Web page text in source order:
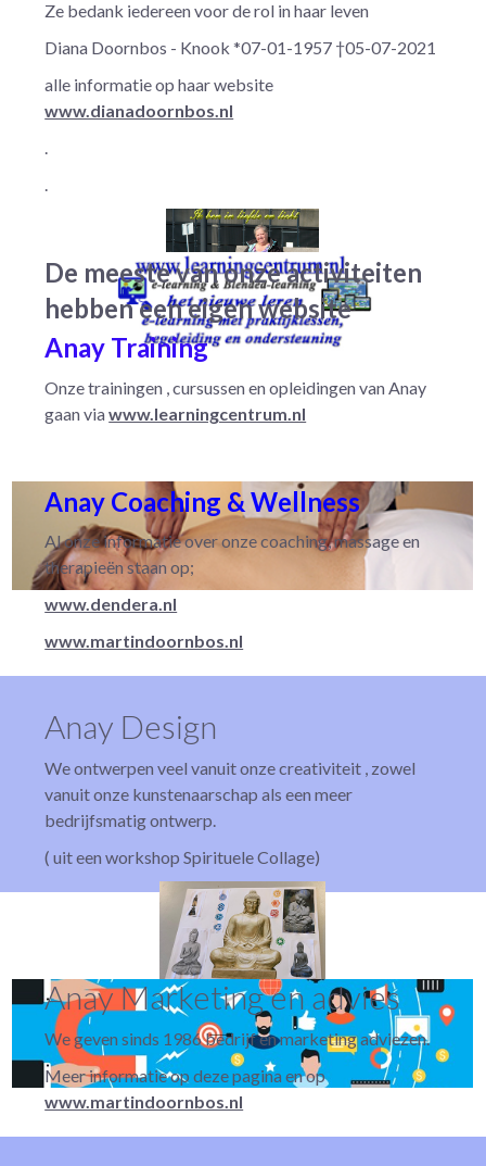
Ze bedank iedereen voor de rol in haar leven
Diana Doornbos - Knook *07-01-1957 †05-07-2021
alle informatie op haar website
www.dianadoornbos.nl
.
.
De meeste van onze activiteiten
hebben een eigen website
Anay Training
Onze trainingen , cursussen en opleidingen van Anay
gaan viawww.learningcentrum.nl
Anay Coaching & Wellness
Al onze informatie over onze coaching, massage en
therapieën staan op;
www.dendera.nl
www.martindoornbos.nl
Anay Design
We ontwerpen veel vanuit onze creativiteit , zowel
vanuit onze kunstenaarschap als een meer
bedrijfsmatig ontwerp.
( uit een workshop Spirituele Collage)
Anay Marketing en advies
We geven sinds 1986 bedrijf en marketing adviezen.
Meer informatie op deze pagina en op
www.martindoornbos.nl